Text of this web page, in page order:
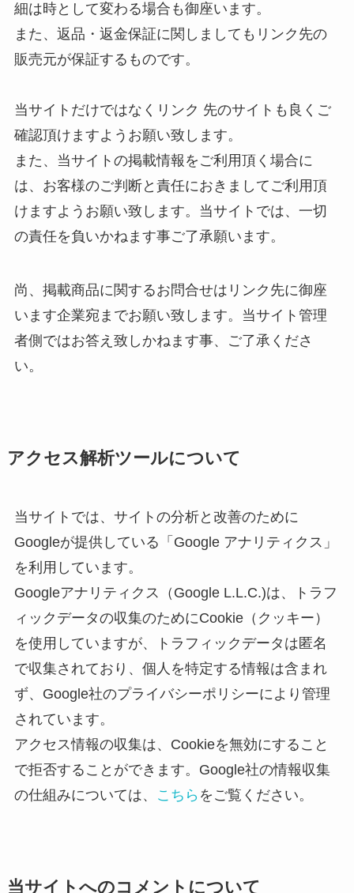
細は時として変わる場合も御座います。
また、返品・返金保証に関しましてもリンク先の
販売元が保証するものです。
当サイトだけではなくリンク 先のサイトも良くご
確認頂けますようお願い致します。
また、当サイトの掲載情報をご利用頂く場合に
は、お客様のご判断と責任におきましてご利用頂
けますようお願い致します。当サイトでは、一切
の責任を負いかねます事ご了承願います。
尚、掲載商品に関するお問合せはリンク先に御座
います企業宛までお願い致します。当サイト管理
者側ではお答え致しかねます事、ご了承くださ
い。
アクセス解析ツールについて
当サイトでは、サイトの分析と改善のために
Googleが提供している「Google アナリティクス」
を利用しています。
Googleアナリティクス（Google L.L.C.)は、トラフ
ィックデータの収集のためにCookie（クッキー）
を使用していますが、トラフィックデータは匿名
で収集されており、個人を特定する情報は含まれ
ず、Google社のプライバシーポリシーにより管理
されています。
アクセス情報の収集は、Cookieを無効にすること
で拒否することができます。Google社の情報収集
の仕組みについては、
こちら をご覧ください。
当サイトへのコメントについて